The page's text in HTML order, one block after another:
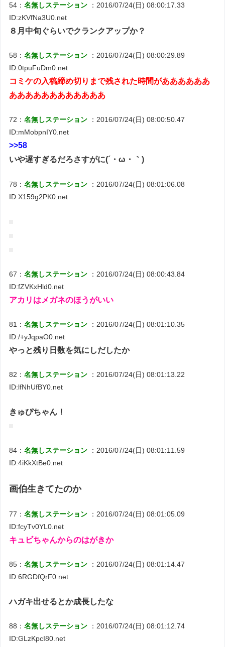
54：名無しステーション
：2016/07/24(日) 08:00:17.33
ID:zKVfNa3U0.net
８月中旬ぐらいでクランクアップか？
58：名無しステーション
：2016/07/24(日) 08:00:29.89
ID:0tpuFuDm0.net
コミケの入稿締め切りまで残された時間がああああああ
ああああああああああああ
72：名無しステーション
：2016/07/24(日) 08:00:50.47
ID:mMobpnIY0.net
>>58
いや遅すぎるだろさすがに(´・ω・｀)
78：名無しステーション
：2016/07/24(日) 08:01:06.08
ID:X159g2PK0.net
67：名無しステーション
：2016/07/24(日) 08:00:43.84
ID:fZVKxHld0.net
アカリはメガネのほうがいい
81：名無しステーション
：2016/07/24(日) 08:01:10.35
ID:/+yJqpaO0.net
やっと残り日数を気にしだしたか
82：名無しステーション
：2016/07/24(日) 08:01:13.22
ID:lfNhUfBY0.net
きゅぴちゃん！
84：名無しステーション
：2016/07/24(日) 08:01:11.59
ID:4iKkXtBe0.net
画伯生きてたのか
77：名無しステーション
：2016/07/24(日) 08:01:05.09
ID:fcyTv0YL0.net
キュビちゃんからのはがきか
85：名無しステーション
：2016/07/24(日) 08:01:14.47
ID:6RGDfQrF0.net
ハガキ出せるとか成長したな
88：名無しステーション
：2016/07/24(日) 08:01:12.74
ID:GLzKpcI80.net